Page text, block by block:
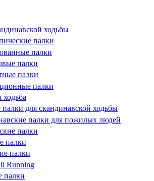
ходьбы
палки
палки
палки
палки
палки
ходьба
палки для скандинавской ходьбы
палки для пожилых людей
палки
палки
палки
Running
палки